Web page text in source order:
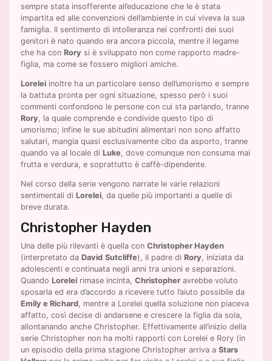
sempre stata insofferente all’educazione che le è stata
impartita ed alle convenzioni dell’ambiente in cui viveva la sua
famiglia. Il sentimento di intolleranza nei confronti dei suoi
genitori è nato quando era ancora piccola, mentre il legame
che ha con Rory si è sviluppato non come rapporto madre-
figlia, ma come se fossero migliori amiche.
Lorelei inoltre ha un particolare senso dell’umorismo e sempre
la battuta pronta per ogni situazione, spesso però i suoi
commenti confondono le persone con cui sta parlando, tranne
Rory, la quale comprende e condivide questo tipo di
umorismo; infine le sue abitudini alimentari non sono affatto
salutari, mangia quasi esclusivamente cibo da asporto, tranne
quando va al locale diLuke, dove comunque non consuma mai
frutta e verdura, e soprattutto è caffè-dipendente.
Nel corso della serie vengono narrate le varie relazioni
sentimentali diLorelei, da quelle più importanti a quelle di
breve durata.
Christopher Hayden
Una delle più rilevanti è quella conChristopher Hayden
(interpretato daDavid Sutcliffe), il padre diRory, iniziata da
adolescenti e continuata negli anni tra unioni e separazioni.
QuandoLorelei rimase incinta,Christopher avrebbe voluto
sposarla ed era d’accordo a ricevere tutto l’aiuto possibile da
Emily e Richard, mentre a Lorelei quella soluzione non piaceva
affatto, così decise di andarsene e crescere la figlia da sola,
allontanando anche Christopher. Effettivamente all’inizio della
serie Christopher non ha molti rapporti con Lorelei e Rory (in
un episodio della prima stagione Christopher arriva aStars